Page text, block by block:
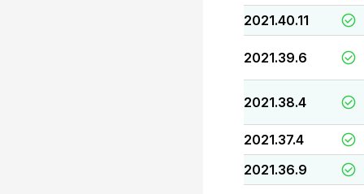
2021.40.11
2021.39.6
2021.38.4
2021.37.4
2021.36.9